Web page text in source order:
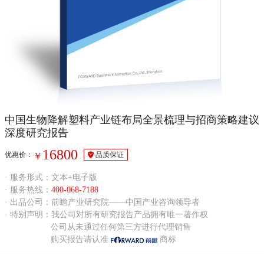
中国生物降解塑料产业链布局全景梳理与招商策略建议
深度研究报告
优惠价： ￥ 16800 品质保证
· 服务形式：文本+电子版
· 服务热线： 400-068-7188
· 出品公司：前瞻产业研究院——中国产业咨询领导者
· 特别声明：我公司对所有研究报告产品拥有唯一著作权
公司从未通过任何第三方进行代理销售
购买报告请认准
商标